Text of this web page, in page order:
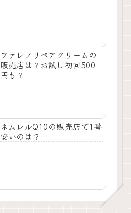
ファレノリペアクリームの
販売店は？お試し初回500
円も？
ネムレルQ10の販売店で1番
安いのは？